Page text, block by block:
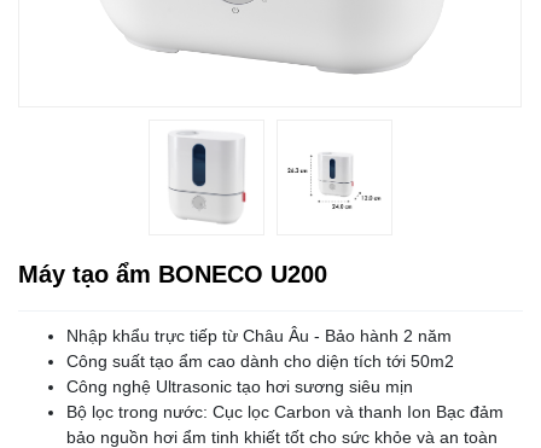
Máy tạo ẩm BONECO U200
Nhập khẩu trực tiếp từ Châu Âu - Bảo hành 2 năm
Công suất tạo ẩm cao dành cho diện tích tới 50m2
Công nghệ Ultrasonic tạo hơi sương siêu mịn
Bộ lọc trong nước: Cục lọc Carbon và thanh Ion Bạc đảm
bảo nguồn hơi ẩm tinh khiết tốt cho sức khỏe và an toàn